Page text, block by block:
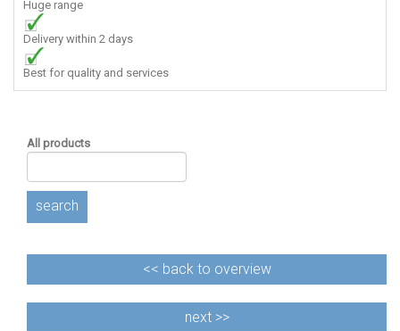
Huge range
Delivery within 2 days
Best for quality and services
All products
search
<< back to overview
next >>